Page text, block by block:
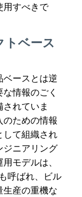
用すべきで
ベース
ベースとは逆
情報のごく
れていま
ための情報
して組織され
ジニアリング
モデルは、
呼ばれ、ビル
産の重機な